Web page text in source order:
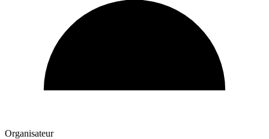
Organisateur